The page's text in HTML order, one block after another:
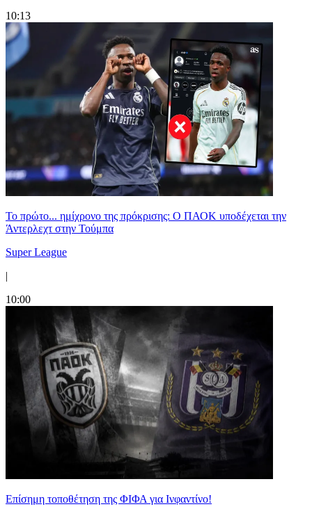
10:13
Το πρώτο... ημίχρονο της πρόκρισης: Ο ΠΑΟΚ υποδέχεται την
Άντερλεχτ στην Τούμπα
Super League
|
10:00
Επίσημη τοποθέτηση της ΦΙΦΑ για Ινφαντίνο!